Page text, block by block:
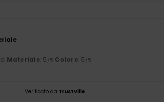
Materiale: 5 /5 Colore: 5 /5
Verificato da TrustVille